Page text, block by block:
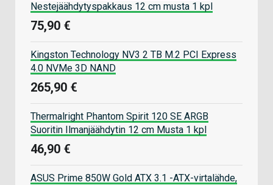
Nestejäähdytyspakkaus 12 cm musta 1 kpl
75,90 €
Kingston Technology NV3 2 TB M.2 PCI Express
4.0 NVMe 3D NAND
265,90 €
Thermalright Phantom Spirit 120 SE ARGB
Suoritin Ilmanjäähdytin 12 cm Musta 1 kpl
46,90 €
ASUS Prime 850W Gold ATX 3.1 -ATX-virtalähde,